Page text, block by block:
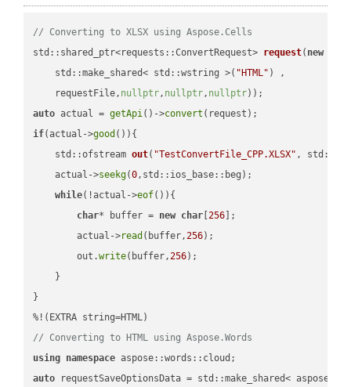
// Converting to XLSX using Aspose.Cells
std::shared_ptr<requests::ConvertRequest> request( new
    std::make_shared< std::wstring >(
"HTML" ) ,
    requestFile,
nullptr, nullptr, nullptr))
auto actual = getApi()->convert
if(actual->good ()){
std::ofstream out( "TestConvertFile_CPP.XLSX" ,
    actual->
seekg(0,std::ios_base::beg);
while(!actual->eof()){
char* buffer = new char [256 ];
        actual->
read (buffer,256);
        out.
write(buffer,256);
    }
}
// Converting to HTML using Aspose.Words
using namespace
auto requestSaveOptionsData = std::make_shared<